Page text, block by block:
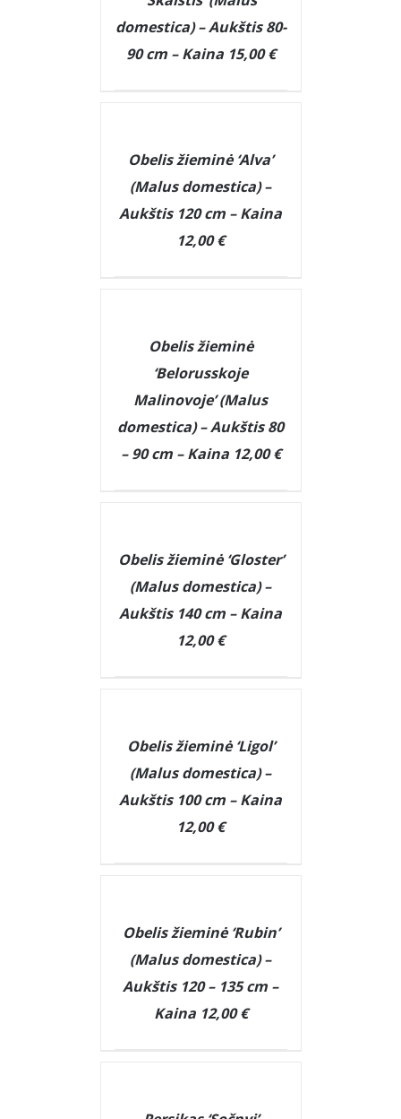
domestica) – Aukštis 80-
90 cm – Kaina 15,00 €
Obelis žieminė ‘Alva’
(Malus domestica) –
Aukštis 120 cm – Kaina
12,00 €
Obelis žieminė
‘Belorusskoje
Malinovoje’ (Malus
domestica) – Aukštis 80
– 90 cm – Kaina 12,00 €
Obelis žieminė ‘Gloster’
(Malus domestica) –
Aukštis 140 cm – Kaina
12,00 €
Obelis žieminė ‘Ligol’
(Malus domestica) –
Aukštis 100 cm – Kaina
12,00 €
Obelis žieminė ‘Rubin’
(Malus domestica) –
Aukštis 120 – 135 cm –
Kaina 12,00 €